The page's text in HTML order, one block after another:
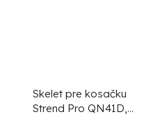
Skelet pre kosačku
Strend Pro QN41D,